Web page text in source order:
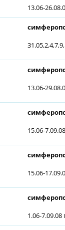
13.06-
13.06-
15.06-
15.06-
1.06-